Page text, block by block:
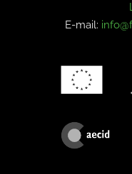
E-mail: